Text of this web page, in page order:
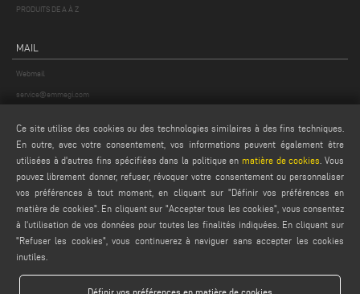
PRODUITS DE A À Z
MAIL
Webmail
service@emmegi.com
TROUVEZ-NOUS SUR
MENTIONS LÉGALES
Ce site utilise des cookies ou des technologies similaires à des fins techniques.
En outre, avec votre consentement, vos informations peuvent également être
utilisées à d'autres fins spécifiées dans la politique en matière de cookies . Vous
pouvez librement donner, refuser, révoquer votre consentement ou personnaliser
vos préférences à tout moment, en cliquant sur "Définir vos préférences en
matière de cookies". En cliquant sur "Accepter tous les cookies", vous consentez
à l'utilisation de vos données pour toutes les finalités indiquées. En cliquant sur
"Refuser les cookies", vous continuerez à naviguer sans accepter les cookies
inutiles.